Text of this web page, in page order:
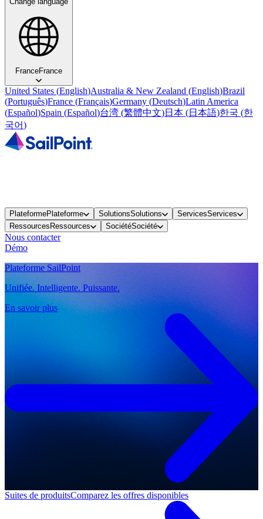
FranceFrance
United States (English)Australia & New Zealand (English)Brazil
(Português)France (Français)Germany (Deutsch)Latin America
(Español)Spain (Español)台湾 (繁體中文)日本 (日本語)한국 (한
국어)
PlateformePlateforme SolutionsSolutions ServicesServices
Ressources Ressources SociétéSociété
Nous contacter
Démo
Plateforme SailPoint
Unifiée. Intelligente. Puissante.
En savoir plus
Suites de produitsComparez les offres disponibles